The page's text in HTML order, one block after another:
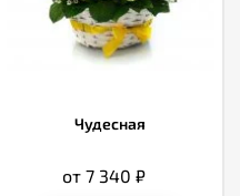
Чудесная
от 7 340 ₽